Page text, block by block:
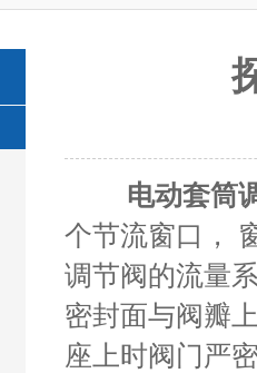
电动套筒
个节流窗口，
调节阀的流量
密封面与阀瓣
座上时阀门严